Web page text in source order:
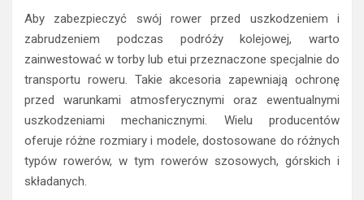
Aby zabezpieczyć swój rower przed uszkodzeniem i
zabrudzeniem podczas podróży kolejowej, warto
zainwestować w torby lub etui przeznaczone specjalnie do
transportu roweru. Takie akcesoria zapewniają ochronę
przed warunkami atmosferycznymi oraz ewentualnymi
uszkodzeniami mechanicznymi. Wielu producentów
oferuje różne rozmiary i modele, dostosowane do różnych
typów rowerów, w tym rowerów szosowych, górskich i
składanych.